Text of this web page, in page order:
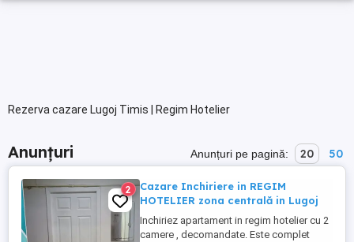
Rezerva cazare Lugoj Timis | Regim Hotelier
Anunțuri Anunțuri pe pagină: 20 50
2
Cazare Inchiriere in REGIM
HOTELIER zona centrală in Lugoj
Inchiriez apartament in regim hotelier cu 2
camere , decomandate. Este complet